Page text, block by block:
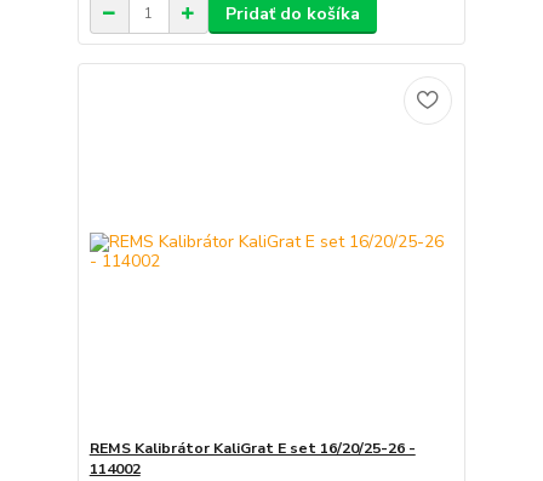
Pridať do košíka
REMS Kalibrátor KaliGrat E set 16/20/25-26 -
114002